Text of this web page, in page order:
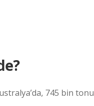
745 bin tonu